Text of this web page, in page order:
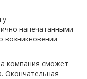
напечатанными
возникновении
компания сможет
Окончательная